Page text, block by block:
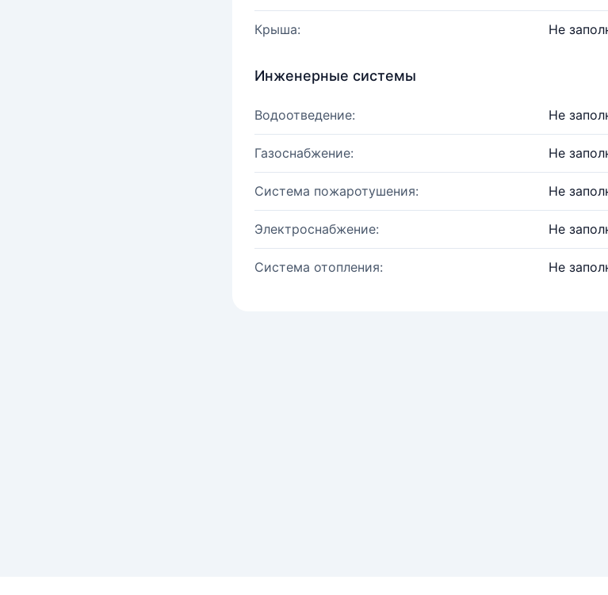
Крыша: Не
Инженерные системы
Водоотведение: Не
Газоснабжение: Не
Система пожаротушения: Не
Электроснабжение: Не
Система отопления: Не